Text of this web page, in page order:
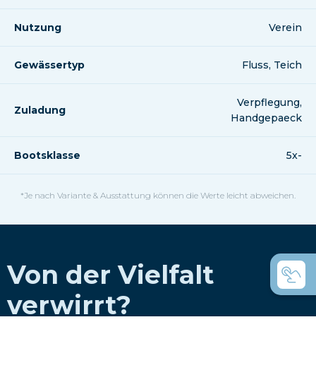
Nutzung Verein
Gewässertyp Fluss, Teich
Zuladung
Verpflegung,
Handgepaeck
Bootsklasse 5x-
*Je nach Variante & Ausstattung können die Werte leicht abweichen.
Von der Vielfalt
verwirrt?